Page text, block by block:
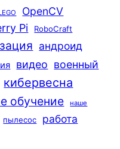
OpenCV
Pi RoboCraft
андроид
видео военный
кибервесна
обучение наше
пылесос работа